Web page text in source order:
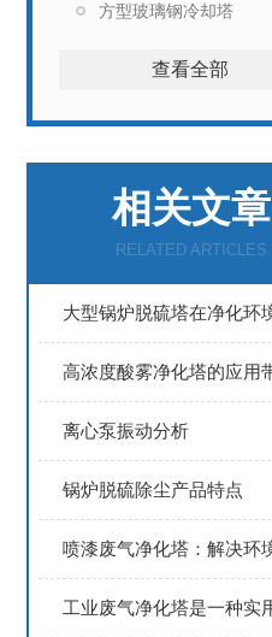
方型玻璃钢冷却塔
查看全部
相关文章
RELATED ARTICLES
离心泵振动分析
锅炉脱硫除尘产品特点